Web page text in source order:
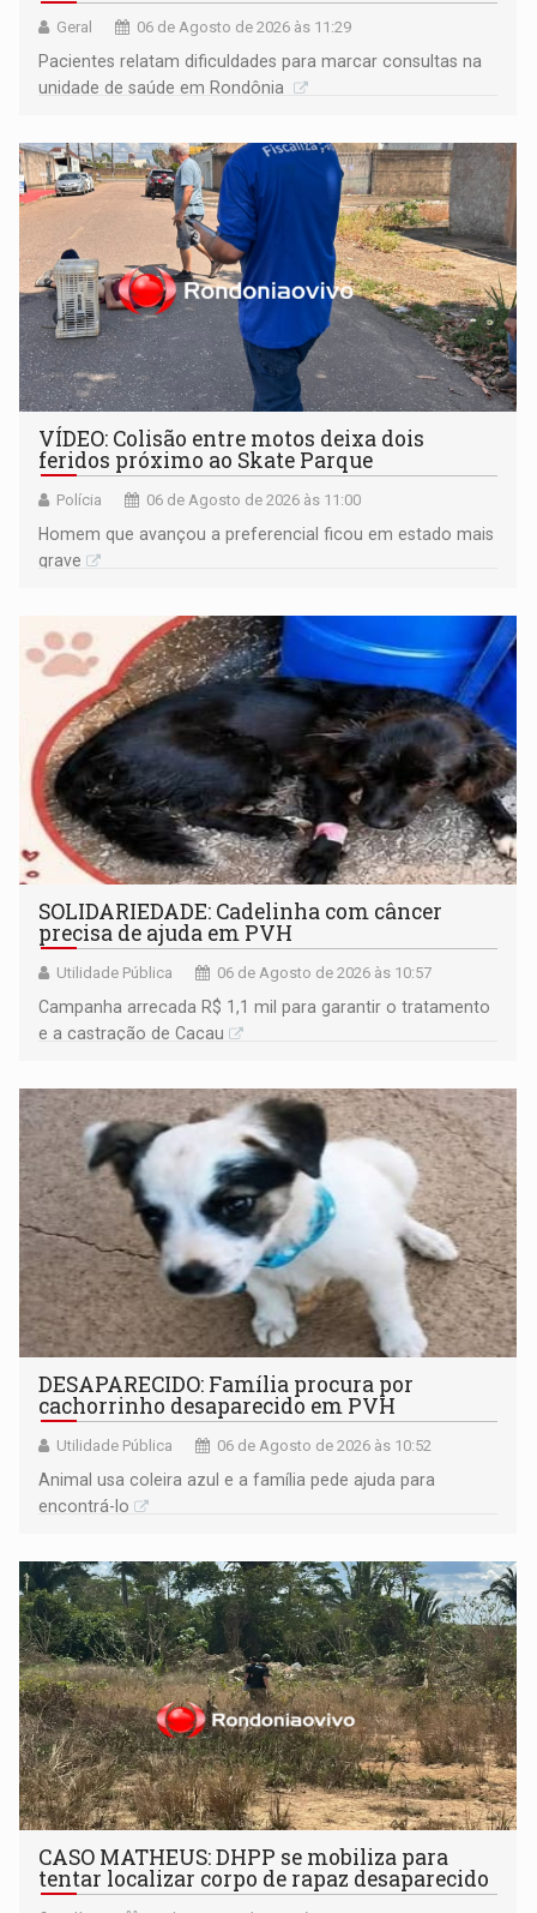
Geral 06 de Agosto de 2026 às 11:29
Pacientes relatam dificuldades para marcar consultas na
unidade de saúde em Rondônia
VÍDEO: Colisão entre motos deixa dois
feridos próximo ao Skate Parque
Polícia 06 de Agosto de 2026 às 11:00
Homem que avançou a preferencial ficou em estado mais
grave
SOLIDARIEDADE: Cadelinha com câncer
precisa de ajuda em PVH
Utilidade Pública 06 de Agosto de 2026 às 10:57
Campanha arrecada R$ 1,1 mil para garantir o tratamento
e a castração de Cacau
DESAPARECIDO: Família procura por
cachorrinho desaparecido em PVH
Utilidade Pública 06 de Agosto de 2026 às 10:52
Animal usa coleira azul e a família pede ajuda para
encontrá-lo
CASO MATHEUS: DHPP se mobiliza para
tentar localizar corpo de rapaz desaparecido